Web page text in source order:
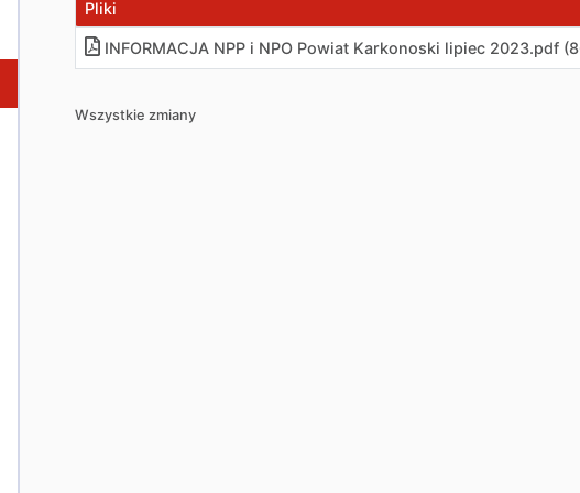
Pliki
INFORMACJA NPP i NPO Powiat Karkonoski lipiec 2023.pdf
Wszystkie zmiany